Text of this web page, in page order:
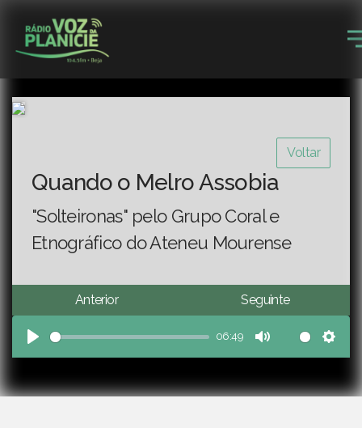
Voltar
Quando o Melro Assobia
"Solteironas" pelo Grupo Coral e
Etnográfico do Ateneu Mourense
Anterior Seguinte
Play
06:49
Mute